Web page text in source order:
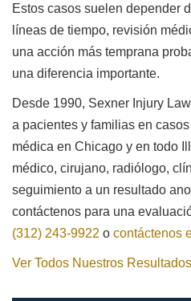
Estos casos suelen depender
líneas de tiempo, revisión
una acción más temprana
una diferencia importante.
Desde 1990, Sexner Injury
a pacientes y familias en
médica en Chicago y en todo
médico, cirujano, radiólogo,
seguimiento a un resultado
contáctenos para una
(312) 243-9922 o contáctenos
Ver Todos Nuestros Resultados